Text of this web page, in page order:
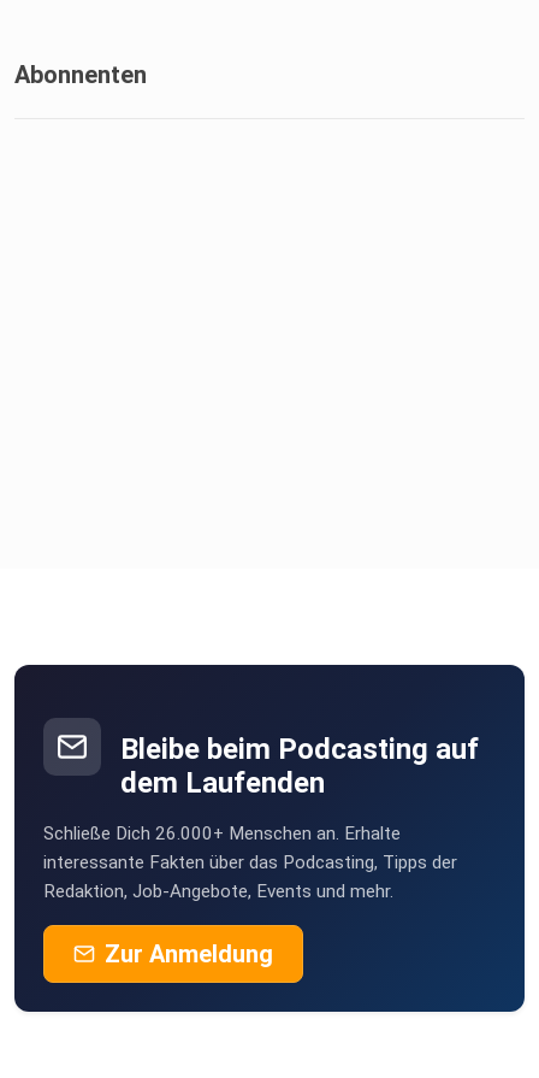
Abonnenten
Bleibe beim Podcasting auf
dem Laufenden
Schließe Dich 26.000+ Menschen an. Erhalte
interessante Fakten über das Podcasting, Tipps der
Redaktion, Job-Angebote, Events und mehr.
Zur Anmeldung